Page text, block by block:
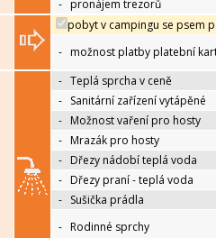
- pronájem trezorů
pobyt v campingu se psem
- možnost platby platební
- Teplá sprcha v ceně
- Sanitární zařízení vytápěné
- Možnost vaření pro hosty
- Mrazák pro hosty
- Dřezy nádobí teplá voda
- Dřezy praní - teplá voda
- Sušička prádla
- Rodinné sprchy